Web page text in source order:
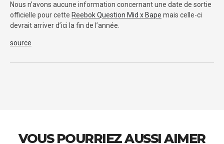
Nous n’avons aucune information concernant une date de sortie
officielle pour cette Reebok Question Mid x Bape mais celle-ci
devrait arriver d’ici la fin de l’année.
source
VOUS POURRIEZ AUSSI AIMER